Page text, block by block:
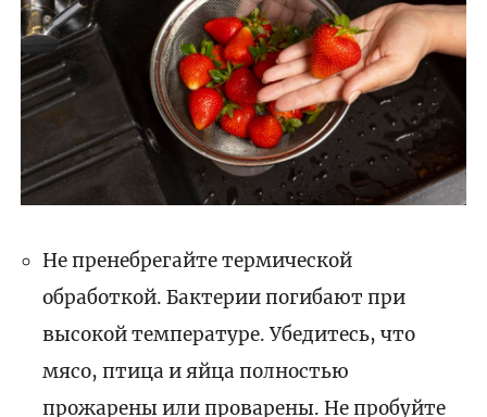
Не пренебрегайте термической
обработкой. Бактерии погибают при
высокой температуре. Убедитесь, что
мясо, птица и яйца полностью
прожарены или проварены. Не пробуйте